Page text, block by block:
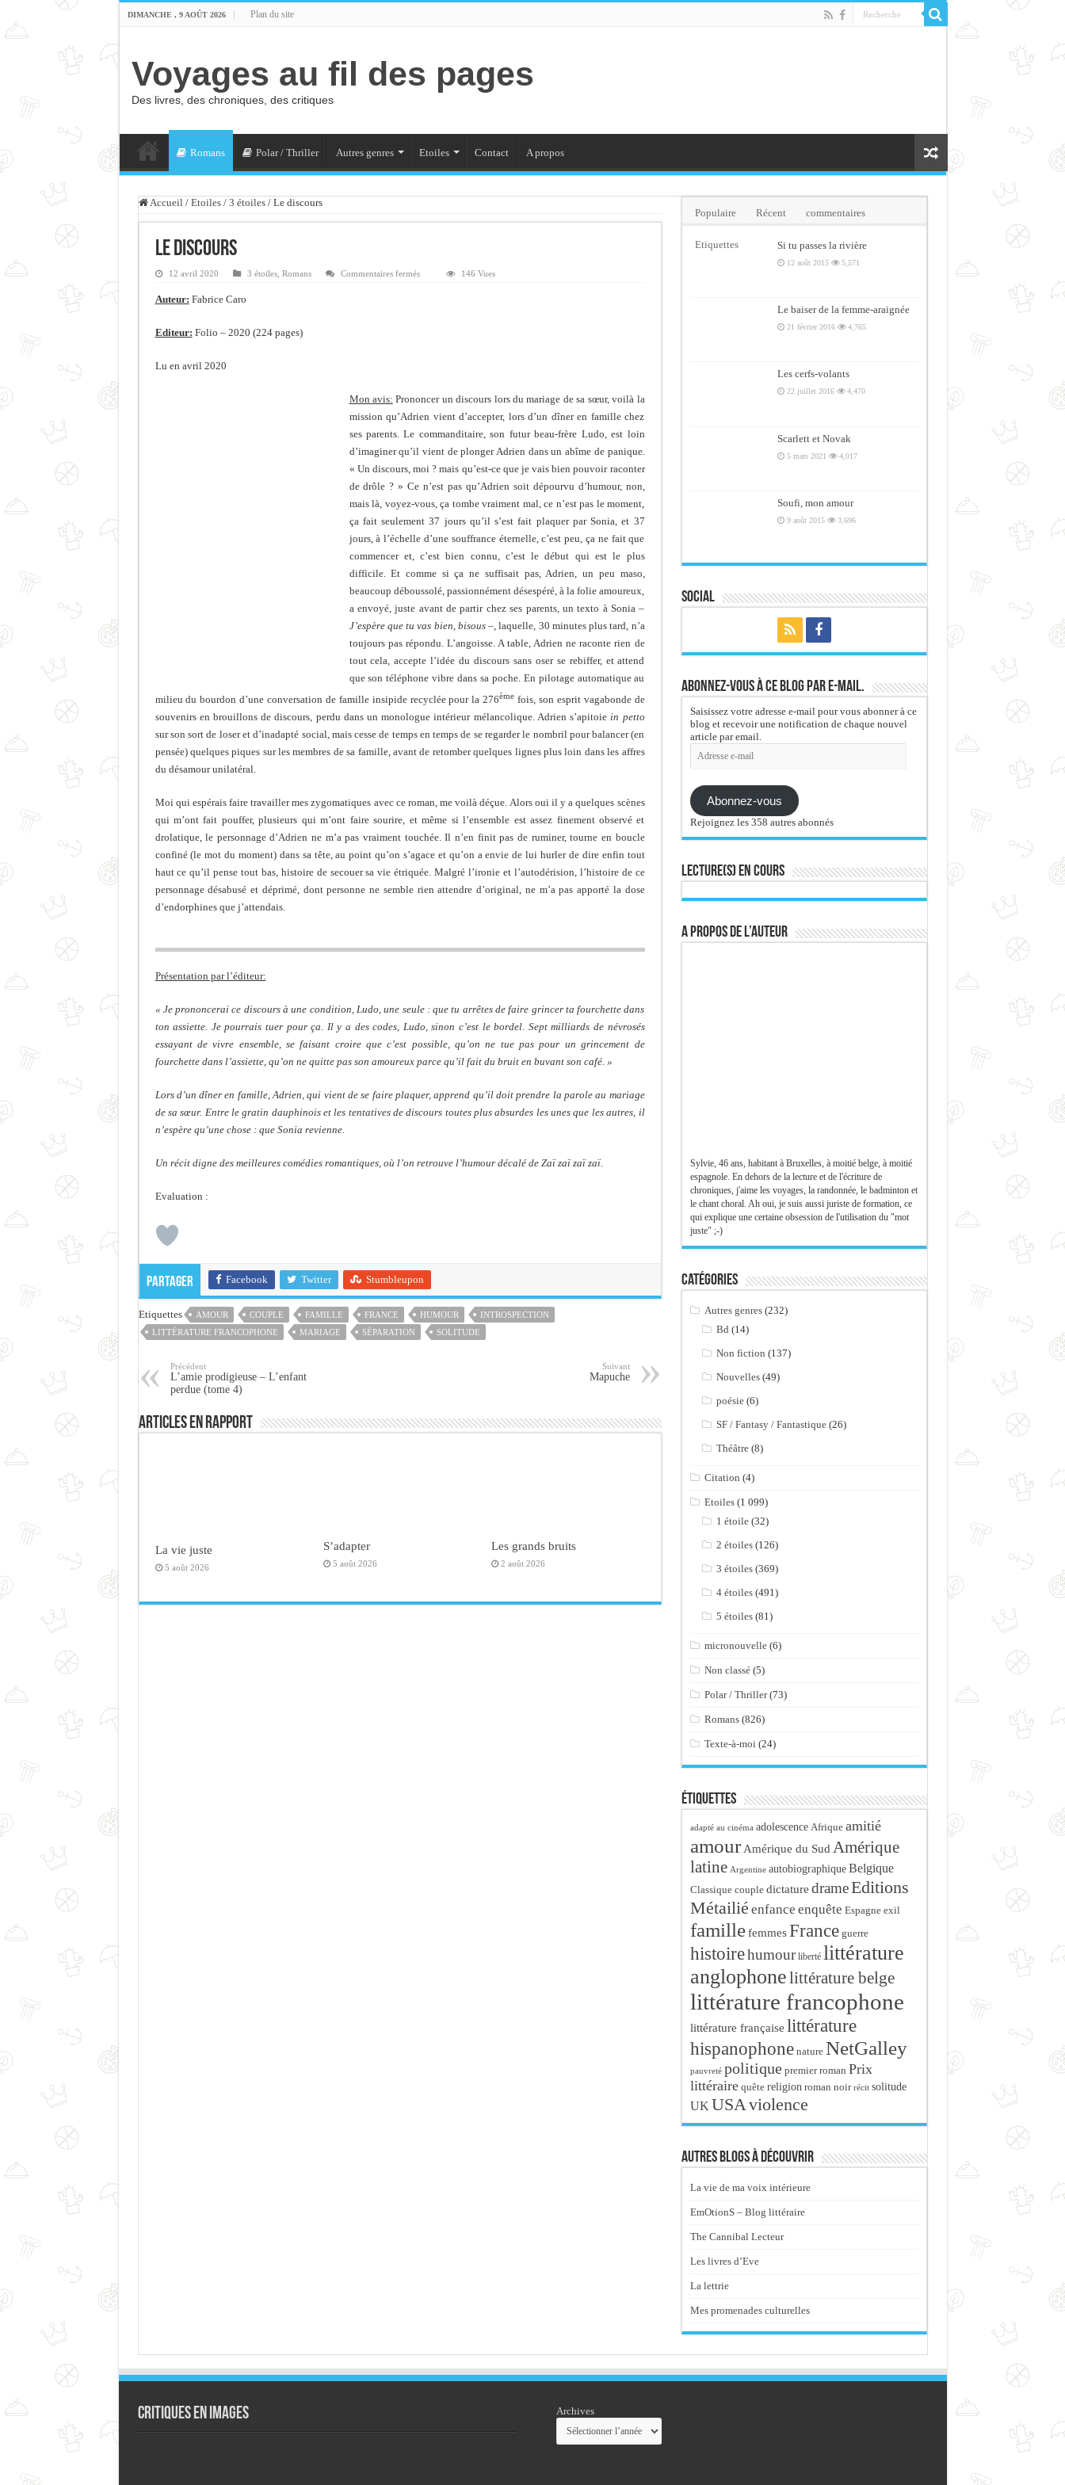
DIMANCHE , 9 AOÛT 2026 Plan du site
Voyages au fil des pages
Des livres, des chroniques, des critiques
Romans Polar / Thriller Autres genres Etoiles Contact A propos
Accueil / Etoiles / 3 étoiles / Le discours
Le discours
12 avril 2020 3 étoiles, Romans Commentaires ferméssur
146 Vues
Auteur: Fabrice Caro
Editeur: Folio – 2020 (224 pages)
Lu en avril 2020
Mon avis: Prononcer un discours lors du mariage de sa sœur, voilà la
mission qu’Adrien vient d’accepter, lors d’un dîner en famille chez
ses parents. Le commanditaire, son futur beau-frère Ludo, est loin
d’imaginer qu’il vient de plonger Adrien dans un abîme de panique.
« Un discours, moi ? mais qu’est-ce que je vais bien pouvoir raconter
de drôle ? » Ce n’est pas qu’Adrien soit dépourvu d’humour, non,
mais là, voyez-vous, ça tombe vraiment mal, ce n’est pas le moment,
ça fait seulement 37 jours qu’il s’est fait plaquer par Sonia, et 37
jours, à l’échelle d’une souffrance éternelle, c’est peu, ça ne fait que
commencer et, c’est bien connu, c’est le début qui est le plus
difficile. Et comme si ça ne suffisait pas, Adrien, un peu maso,
beaucoup déboussolé, passionnément désespéré, à la folie amoureux,
a envoyé, juste avant de partir chez ses parents, un texto à Sonia –
J’espère que tu vas bien, bisous–, laquelle, 30 minutes plus tard, n’a
toujours pas répondu. L’angoisse. A table, Adrien ne raconte rien de
tout cela, accepte l’idée du discours sans oser se rebiffer, et attend
que son téléphone vibre dans sa poche. En pilotage automatique au
milieu du bourdon d’une conversation de famille insipide recyclée pour la 276ème fois, son esprit vagabonde de
souvenirs en brouillons de discours, perdu dans un monologue intérieur mélancolique. Adrien s’apitoiein petto
sur son sort de loser et d’inadapté social, mais cesse de temps en temps de se regarder le nombril pour balancer (en
pensée) quelques piques sur les membres de sa famille, avant de retomber quelques lignes plus loin dans les affres
du désamour unilatéral.
Moi qui espérais faire travailler mes zygomatiques avec ce roman, me voilà déçue. Alors oui il y a quelques scènes
qui m’ont fait pouffer, plusieurs qui m’ont faire sourire, et même si l’ensemble est assez finement observé et
drolatique, le personnage d’Adrien ne m’a pas vraiment touchée. Il n’en finit pas de ruminer, tourne en boucle
confiné (le mot du moment) dans sa tête, au point qu’on s’agace et qu’on a envie de lui hurler de dire enfin tout
haut ce qu’il pense tout bas, histoire de secouer sa vie étriquée. Malgré l’ironie et l’autodérision, l’histoire de ce
personnage désabusé et déprimé, dont personne ne semble rien attendre d’original, ne m’a pas apporté la dose
d’endorphines que j’attendais.
Présentation par l’éditeur:
« Je prononcerai ce discours à une condition, Ludo, une seule : que tu arrêtes de faire grincer ta fourchette dans
ton assiette. Je pourrais tuer pour ça. Il y a des codes, Ludo, sinon c’est le bordel. Sept milliards de névrosés
essayant de vivre ensemble, se faisant croire que c’est possible, qu’on ne tue pas pour un grincement de
fourchette dans l’assiette, qu’on ne quitte pas son amoureux parce qu’il fait du bruit en buvant son café. »
Lors d’un dîner en famille, Adrien, qui vient de se faire plaquer, apprend qu’il doit prendre la parole au mariage
de sa sœur. Entre le gratin dauphinois et les tentatives de discours toutes plus absurdes les unes que les autres, il
n’espère qu’une chose : que Sonia revienne.
Un récit digne des meilleures comédies romantiques, où l’on retrouve l’humour décalé de Zaï zaï zaï zaï.
Evaluation :
Partager Facebook Twitter Stumbleupon
Etiquettes AMOUR COUPLE FAMILLE FRANCE HUMOUR
INTROSPECTION
LITTÉRATURE FRANCOPHONE
MARIAGE SÉPARATION SOLITUDE
Précédent
L’amie prodigieuse – L’enfant
perdue (tome 4)
Suivant
Mapuche
Articles en rapport
La vie juste
5 août 2026
S’adapter
5 août 2026
Les grands bruits
2 août 2026
Populaire Récent commentaires
Etiquettes Si tu passes la rivière
12 août 2015 5,571
Le baiser de la femme-araignée
21 février 2016 4,765
Les cerfs-volants
22 juillet 2016 4,470
Scarlett et Novak
5 mars 2021 4,017
Soufi, mon amour
9 août 2015 3,696
Social
Abonnez-vous à ce blog par e-mail.
Saisissez votre adresse e-mail pour vous abonner à ce
blog et recevoir une notification de chaque nouvel
article par email.
Adresse
Abonnez-vous
Rejoignez les 358 autres abonnés
Lecture(s) en cours
A propos de l’auteur
Sylvie, 46 ans, habitant à Bruxelles, à moitié belge, à moitié
espagnole. En dehors de la lecture et de l'écriture de
chroniques, j'aime les voyages, la randonnée, le badminton et
le chant choral. Ah oui, je suis aussi juriste de formation, ce
qui explique une certaine obsession de l'utilisation du "mot
juste" ;-)
Catégories
Autres genres (232)
Bd (14)
Non fiction (137)
Nouvelles (49)
poésie (6)
SF / Fantasy / Fantastique (26)
Théâtre (8)
Citation (4)
Etoiles (1 099)
1 étoile (32)
2 étoiles (126)
3 étoiles (369)
4 étoiles (491)
5 étoiles (81)
micronouvelle (6)
Non classé (5)
Polar / Thriller(73)
Romans (826)
Texte-à-moi (24)
Étiquettes
adapté au cinéma adolescence Afrique amitié
amour Amérique du Sud Amérique
latine Argentine autobiographique Belgique
Classique couple dictature drameEditions
Métailié enfance enquête Espagne exil
famille femmes France guerre
histoirehumour liberté littérature
anglophonelittérature belge
littérature francophone
littérature française littérature
hispanophone nature NetGalley
pauvreté politique premier roman Prix
littéraire quête religion roman noir récit solitude
UK USA violence
Autres blogs à découvrir
La vie de ma voix intérieure
EmOtionS – Blog littéraire
The Cannibal Lecteur
Les livres d’Eve
La lettrie
Mes promenades culturelles
Critiques en images Archives